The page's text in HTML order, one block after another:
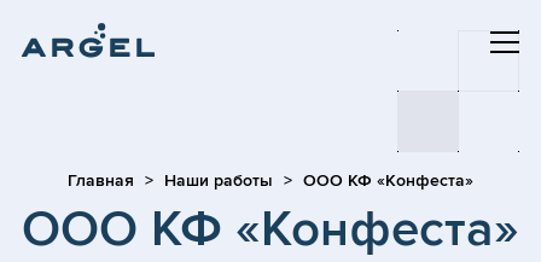
Главная Наши работы ООО КФ «Конфеста»
ООО КФ «Конфеста»